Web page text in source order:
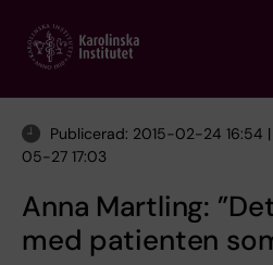
main
Publicerad: 2015-02-24 16:54
05-27 17:03
Anna Martling:
med patienten